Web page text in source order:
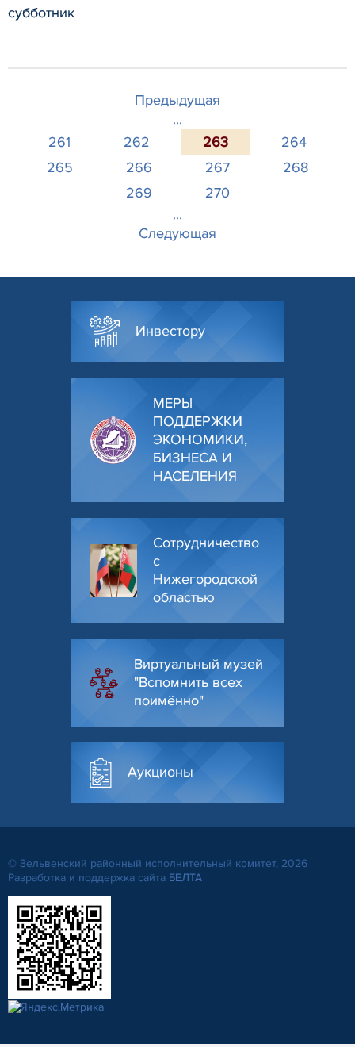
субботник
Предыдущая
...
261
262 263
264
265
266 267
268
269
270
...
Следующая
Инвестору
МЕРЫ
ПОДДЕРЖКИ
ЭКОНОМИКИ,
БИЗНЕСА И
НАСЕЛЕНИЯ
Сотрудничество
с
Нижегородской
областью
Виртуальный музей
"Вспомнить всех
поимённо"
Аукционы
© Зельвенский районный исполнительный комитет, 2026
Разработка и поддержка сайта БЕЛТА